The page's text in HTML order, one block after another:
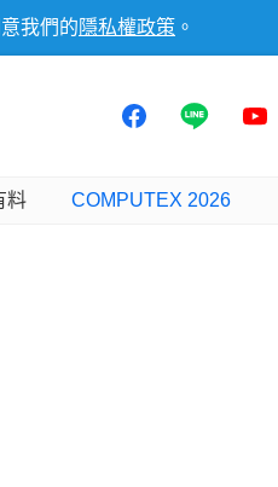
我們的 隱私權政策 。
料 COMPUTEX 2026